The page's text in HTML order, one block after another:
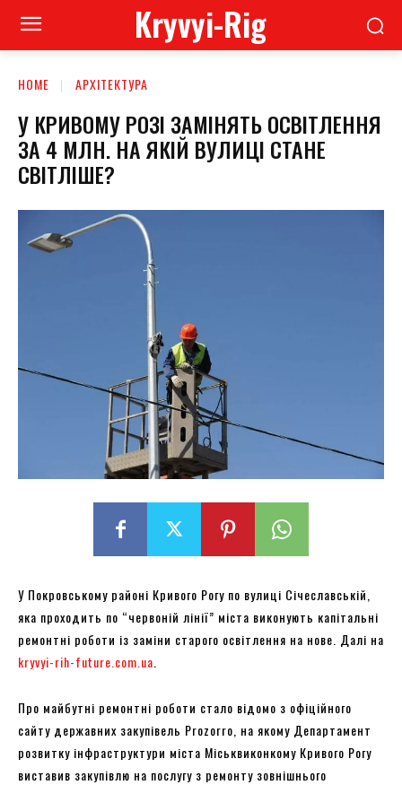
Kryvyi-Rig
HOME АРХІТЕКТУРА
У КРИВОМУ РОЗІ ЗАМІНЯТЬ ОСВІТЛЕННЯ
ЗА 4 МЛН. НА ЯКІЙ ВУЛИЦІ СТАНЕ
СВІТЛІШЕ?
У Покровському районі Кривого Рогу по вулиці Січеславській,
яка проходить по “червоній лінії” міста виконують капітальні
ремонтні роботи із заміни старого освітлення на нове. Далі на
kryvyi-rih-future.com.ua
Про майбутні ремонтні роботи стало відомо з офіційного
сайту державних закупівель Prozorro, на якому Департамент
розвитку інфраструктури міста Міськвиконкому Кривого Рогу
виставив закупівлю на послугу з ремонту зовнішнього